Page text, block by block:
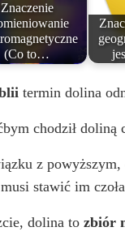
Znaczenie
(Co to…
termin dolina
chodził
z powyższym,
stawić im
dolina tozbiór